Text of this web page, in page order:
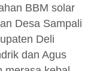
BBM solar
Desa Sampali
Deli
dan Agus